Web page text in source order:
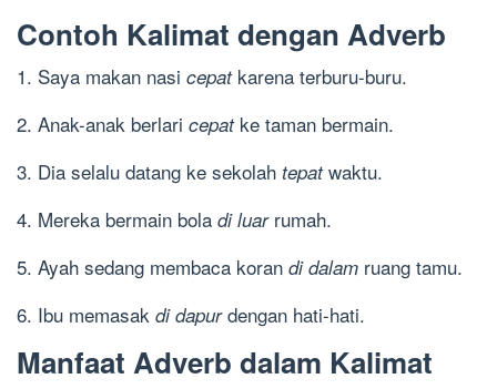
Contoh Kalimat dengan Adverb
1. Saya makan nasi cepatkarena terburu-buru.
2. Anak-anak berlari cepatke taman bermain.
3. Dia selalu datang ke sekolah tepatwaktu.
4. Mereka bermain bola di luarrumah.
5. Ayah sedang membaca koran di dalam ruang tamu.
6. Ibu memasak di dapurdengan hati-hati.
Manfaat Adverb dalam Kalimat